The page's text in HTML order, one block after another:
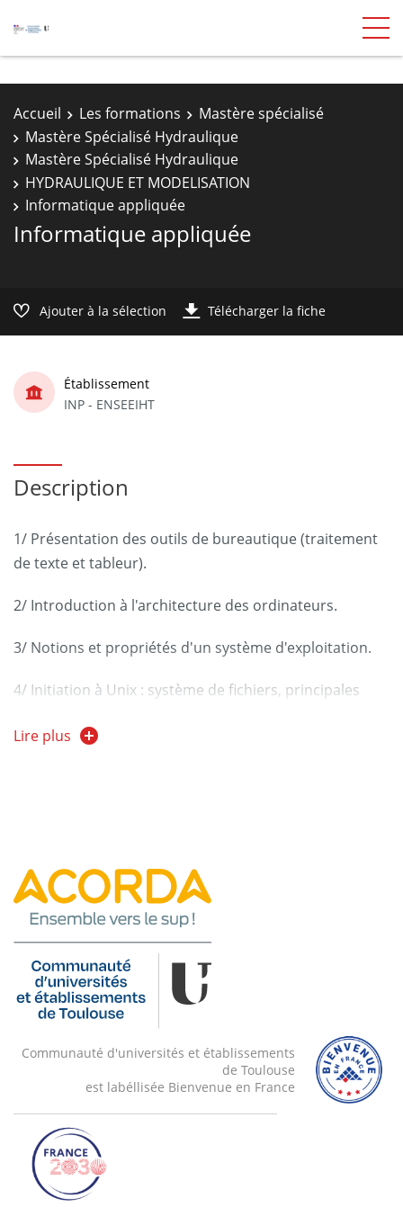
Accueil Les formations
Mastère spécialisé
Mastère Spécialisé Hydraulique
Mastère Spécialisé Hydraulique
HYDRAULIQUE ET MODELISATION
Informatique appliquée
Informatique appliquée
Ajouter à la sélection Télécharger la fiche
Établissement
INP - ENSEEIHT
Description
1/ Présentation des outils de bureautique (traitement
de texte et tableur).
2/ Introduction à l'architecture des ordinateurs.
3/ Notions et propriétés d'un système d'exploitation.
4/ Initiation à Unix : système de fichiers, principales
Lire plus
Communauté d'universités et établissements
de Toulouse
est labéllisée Bienvenue en France